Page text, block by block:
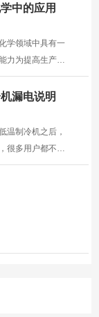
中的应用
学领域中具有一
力为提高生产效
支持。
漏电说明
温制冷机之后，
很多用户都不是
冠亚整理相关解